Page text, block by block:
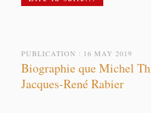
PUBLICATION : 16 MAY 2019
Biographie que Michel
Jacques-René Rabier